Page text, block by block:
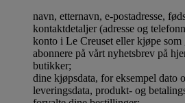
navn, etternavn, e-postadresse,
kontaktdetaljer (adresse og
konto i Le Creuset eller kjøpe som
abonnere på vårt nyhetsbrev på
butikker;
dine kjøpsdata, for eksempel dato
leveringsdata, produkt- og